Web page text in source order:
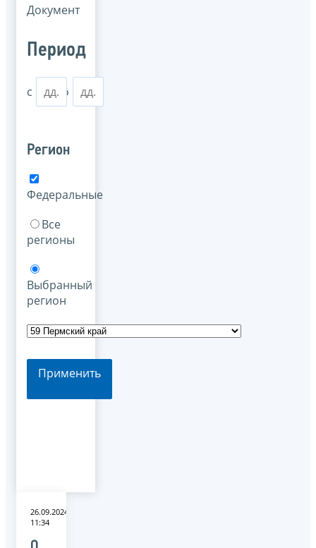
Документ
Период
с по
Регион
Федеральные
Все
регионы
Выбранный
регион
Применить
26.09.2024
11:34